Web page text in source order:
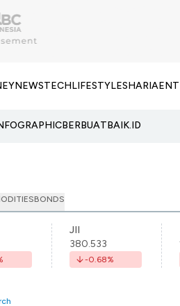
NEWSTECHLIFESTYLESHARIA
BERBUATBAIK.ID
BONDS
JII
380.533
-0.68%